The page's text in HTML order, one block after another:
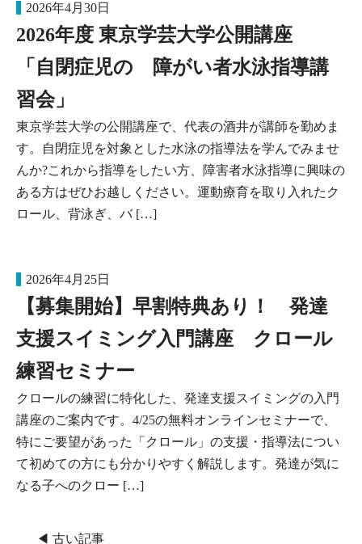
2026年4月30日
2026年度 東京学芸大学公開講座
「自閉症児の 障がい者水泳指導講
習会」
東京学芸大学の公開講座で、代表の酒井が講師を勤めま
す。自閉症児を対象とした水泳の指導法を学んでみませ
んか?これから指導をしたい方、障害者水泳指導に興味の
ある方はぜひお越しください。運動療育を取り入れたク
ロール、背泳ぎ、バ […]
2026年4月25日
【募集開始】早割特典あり！ 発達
支援スイミング入門講座 クロール
練習セミナー
クロールの練習に特化した、発達支援スイミングの入門
講座のご案内です。4/25の無料オンラインセミナーで、
特にご要望があった「クロール」の支援・指導法につい
て初めての方にも分かりやすく解説します。発達が気に
なる子へのクロー […]
◀ 古い記事